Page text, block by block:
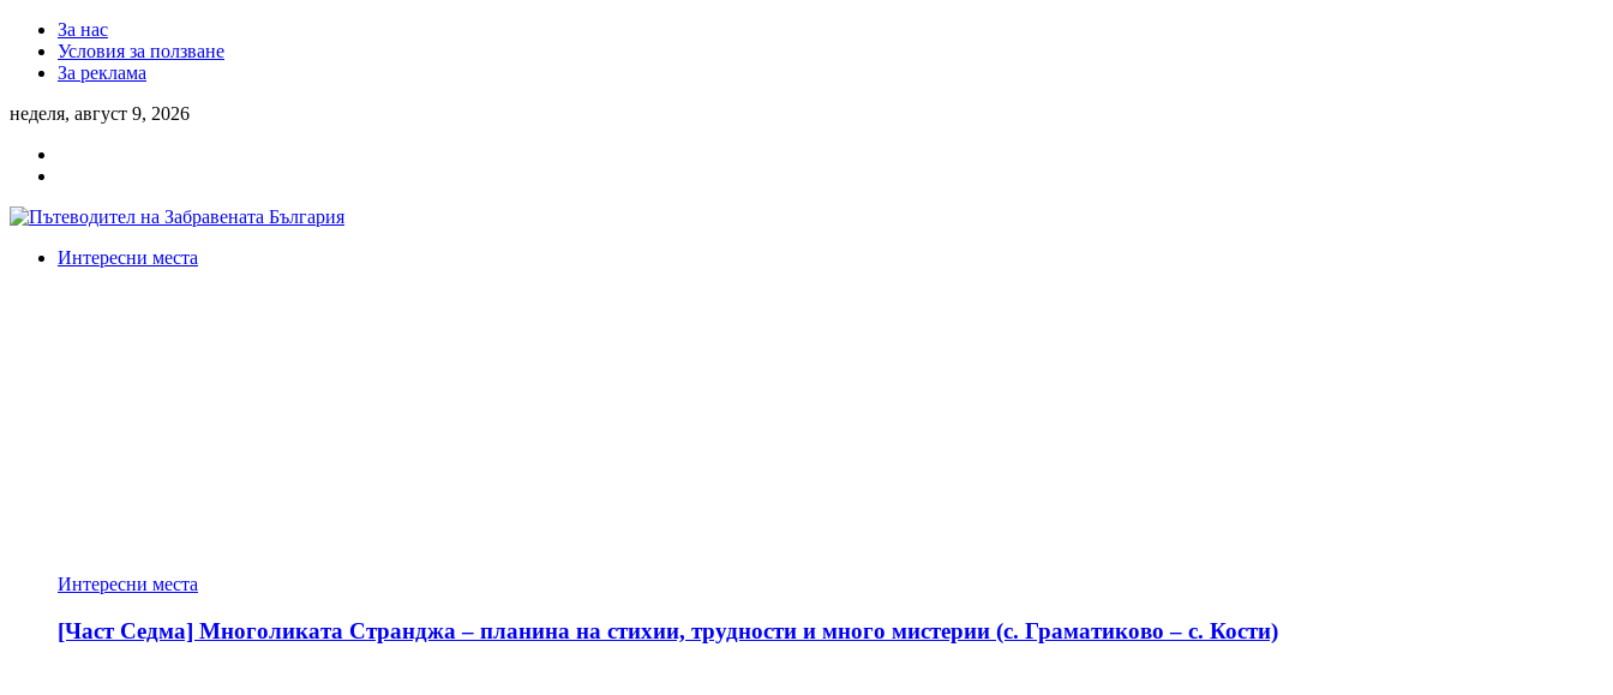
За нас
Условия за ползване
За реклама
неделя, август 9, 2026
Интересни места
Интересни места
[Част Седма] Многоликата Странджа – планина на стихии, трудности и много мистерии (с. Граматиково – с. Кости)